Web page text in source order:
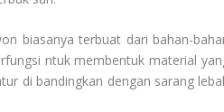
biasanya terbuat dari bahan-
ntuk membentuk material
di bandingkan dengan sarang